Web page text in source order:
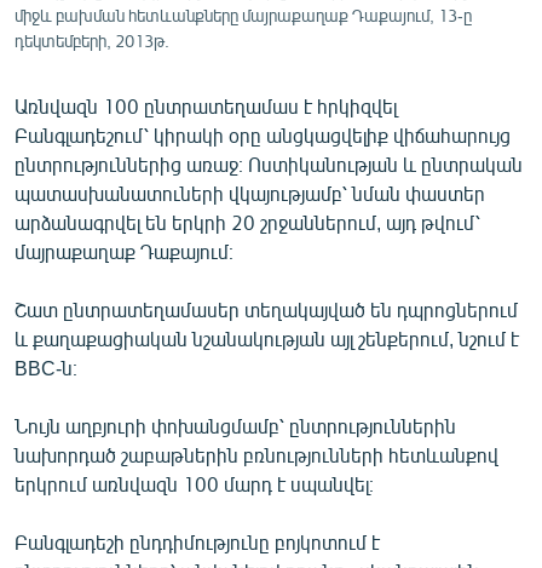
ԿՈՐՈՆԱՎԻՐՈՒՍ
ԱՐԽԻՎ
ՏԵՍԱՆՅՈՒԹԵՐ
ԲԱՆԱՎԵՃ
ՁԳՏԵԼՈՎ ԼԱՎԱԳՈՒՅՆԻՆ
ՓՈԴՔԱՍԹ
Հայերեն
English
ՀԵՏԵՎԵՔ ՄԵԶ
միջև բախման հետևանքները մայրաքաղաք Դաքայում, 13-ը
դեկտեմբերի, 2013թ.
Առնվազն 100 ընտրատեղամաս է հրկիզվել
Բանգլադեշում՝ կիրակի օրը անցկացվելիք վիճահարույց
ընտրություններից առաջ։ Ոստիկանության և ընտրական
պատասխանատուների վկայությամբ՝ նման փաստեր
արձանագրվել են երկրի 20 շրջաններում, այդ թվում՝
մայրաքաղաք Դաքայում։
Շատ ընտրատեղամասեր տեղակայված են դպրոցներում
և քաղաքացիական նշանակության այլ շենքերում, նշում է
BBC-ն։
Նույն աղբյուրի փոխանցմամբ՝ ընտրություններին
նախորդած շաբաթներին բռնությունների հետևանքով
երկրում առնվազն 100 մարդ է սպանվել։
Բանգլադեշի ընդդիմությունը բոյկոտում է